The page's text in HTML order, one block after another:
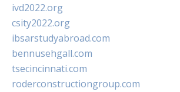
ivd2022.org
csity2022.org
ibsarstudyabroad.com
bennusehgall.com
tsecincinnati.com
roderconstructiongroup.com